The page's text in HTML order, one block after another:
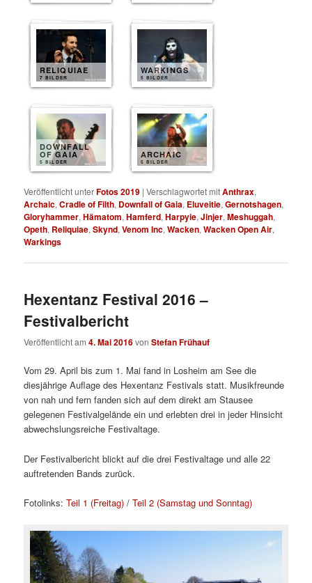
RELIQUIAE
7 BILDER
WARKINGS
5 BILDER
DOWNFALL
OF GAIA
5 BILDER
ARCHAIC
5 BILDER
Veröffentlicht unterFotos 2019 |Verschlagwortet mitAnthrax,
Archaic,Cradle of Filth, Downfall of Gaia, Eluveitie,Gernotshagen,
Gloryhammer,Hämatom,Hamferd,Harpyie,Jinjer,Meshuggah,
Opeth, Reliquiae,Skynd,Venom Inc,Wacken,Wacken Open Air,
Warkings
Hexentanz Festival 2016 –
Festivalbericht
Veröffentlicht am4. Mai 2016vonStefan Frühauf
Vom 29. April bis zum 1. Mai fand in Losheim am See die
diesjährige Auflage des Hexentanz Festivals statt. Musikfreunde
von nah und fern fanden sich auf dem direkt am Stausee
gelegenen Festivalgelände ein und erlebten drei in jeder Hinsicht
abwechslungsreiche Festivaltage.
Der Festivalbericht blickt auf die drei Festivaltage und alle 22
auftretenden Bands zurück.
Fotolinks:Teil 1 (Freitag) /Teil 2 (Samstag und Sonntag)